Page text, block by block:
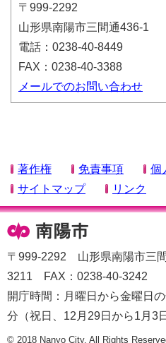
〒999-2292
山形県南陽市三間通436-1
電話：0238-40-8449
FAX：0238-40-3388
メールでのお問い合わせ
著作権 免責事項
個
サイトマップ
リンク
〒999-2292 山形県南陽市三
3211 FAX：0238-40-3242
開庁時間：月曜日から金曜日
分（祝日、12月29日から1月3
© 2018 Nanyo City. All Rights